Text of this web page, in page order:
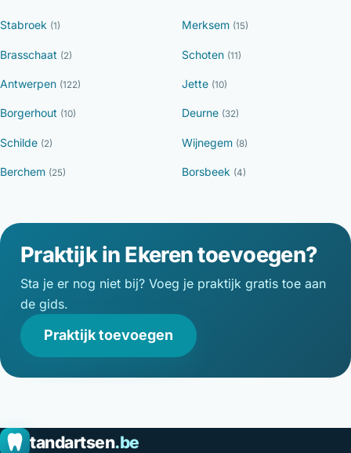
Stabroek (1) Merksem (15)
Brasschaat (2) Schoten (11)
Antwerpen (122) Jette (10)
Borgerhout (10) Deurne (32)
Schilde (2) Wijnegem (8)
Berchem (25) Borsbeek (4)
Praktijk in Ekeren toevoegen?
Sta je er nog niet bij? Voeg je praktijk gratis toe aan
de gids.
Praktijk toevoegen
tandartsen.be